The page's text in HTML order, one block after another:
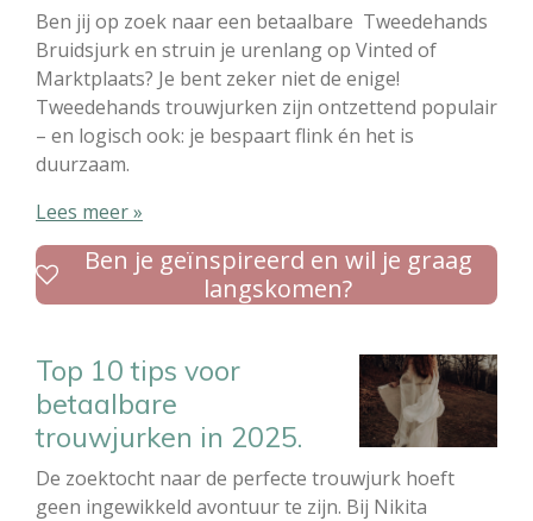
Ben jij op zoek naar een betaalbare Tweedehands
Bruidsjurk en struin je urenlang op Vinted of
Marktplaats? Je bent zeker niet de enige!
Tweedehands trouwjurken zijn ontzettend populair
– en logisch ook: je bespaart flink én het is
duurzaam.
Lees meer »
Ben je geïnspireerd en wil je graag
langskomen?
Top 10 tips voor
betaalbare
trouwjurken in 2025.
De zoektocht naar de perfecte trouwjurk hoeft
geen ingewikkeld avontuur te zijn. Bij Nikita